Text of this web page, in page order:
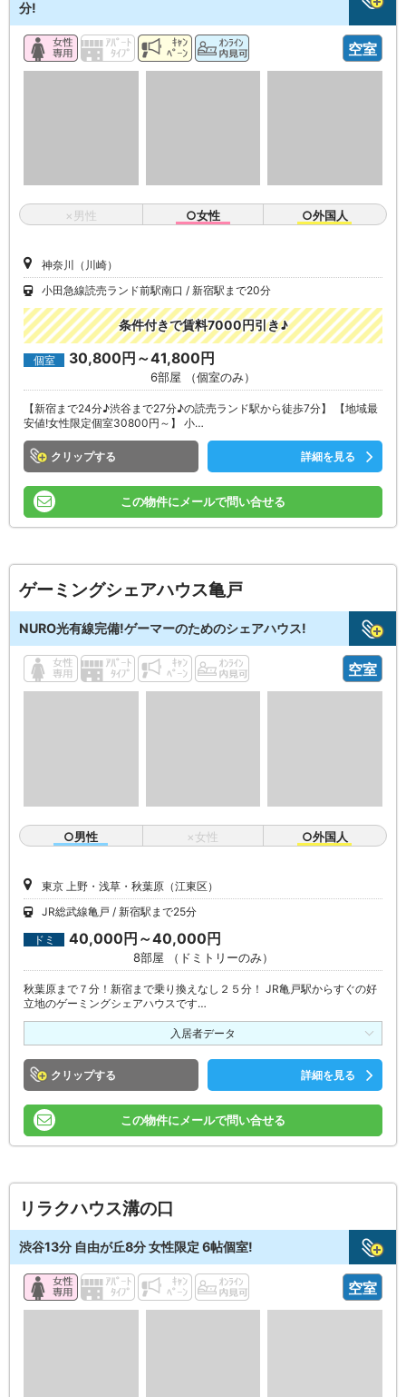
分!
空室
×男性 ○女性 ○外国人
神奈川（川崎）
小田急線読売ランド前駅南口
新宿駅まで20分
条件付きで賃料7000円引き♪
個室 30,800円～41,800円
6部屋 （個室のみ）
【新宿まで24分♪渋谷まで27分♪の読売ランド駅から徒歩7分】 【地域最
安値!女性限定個室30800円～】 小…
クリップ 詳細を見る
この物件にメールで問い合せる
ゲーミングシェアハウス亀戸
NURO光有線完備!ゲーマーのためのシェアハウス!
空室
○男性 ×女性 ○外国人
東京 上野・浅草・秋葉原（江東区）
JR総武線亀戸
新宿駅まで25分
ドミ 40,000円～40,000円
8部屋 （ドミトリーのみ）
秋葉原まで７分！新宿まで乗り換えなし２５分！ JR亀戸駅からすぐの好
立地のゲーミングシェアハウスです…
入居者データ
クリップ 詳細を見る
この物件にメールで問い合せる
リラクハウス溝の口
渋谷13分 自由が丘8分 女性限定 6帖個室!
空室